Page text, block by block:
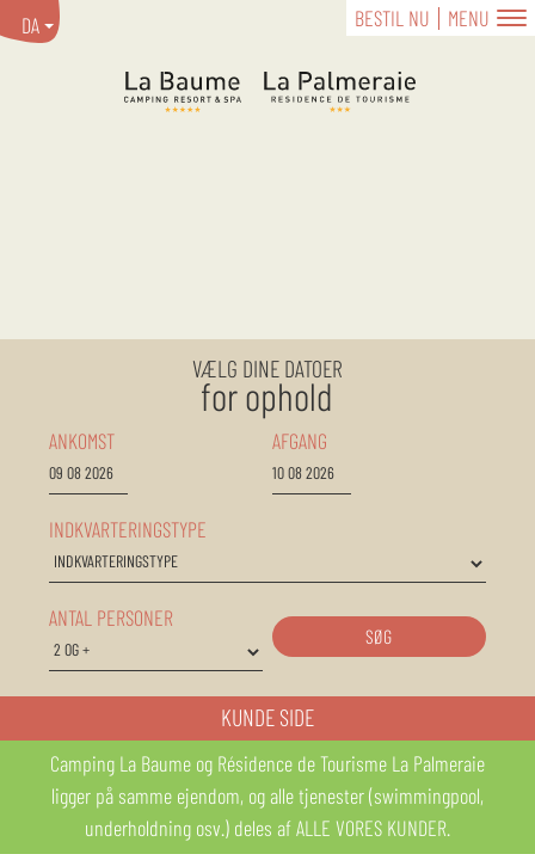
BESTIL NU MENU
DA
VÆLG DINE DATOER
for ophold
ANKOMST AFGANG
INDKVARTERINGSTYPE
ANTAL PERSONER
SØG
KUNDE SIDE
Camping La Baume og Résidence de Tourisme La Palmeraie
ligger på samme ejendom, og alle tjenester (swimmingpool,
underholdning osv.) deles af ALLE VORES KUNDER.